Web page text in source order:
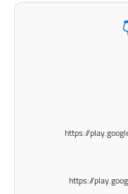
https://
https://